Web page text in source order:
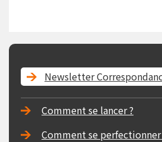
Newsletter
Comment se lancer ?
Comment se perfectionner